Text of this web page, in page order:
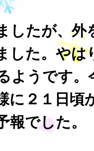
したが、外
した。やは
ようです。
に２１日頃
報でした。